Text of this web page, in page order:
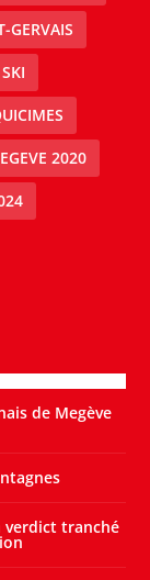
GERVAIS
SKI
2020
de Megève
verdict tranché